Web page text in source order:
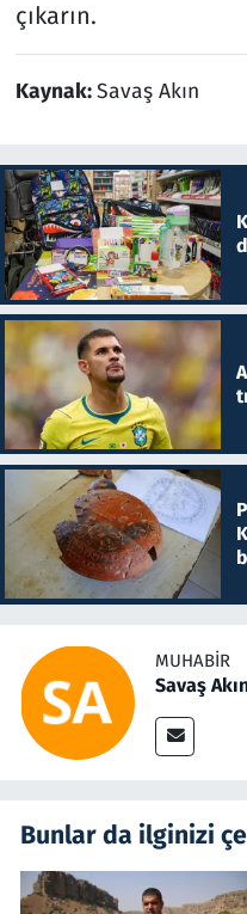
çıkarın.
Kaynak:Savaş Akın
MUHABIR
Savaş
Bunlar da ilginizi